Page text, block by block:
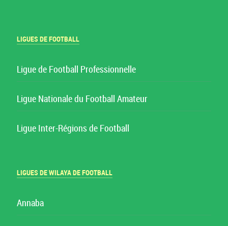
LIGUES DE FOOTBALL
Ligue de Football Professionnelle
Ligue Nationale du Football Amateur
Ligue Inter-Régions de Football
LIGUES DE WILAYA DE FOOTBALL
Annaba